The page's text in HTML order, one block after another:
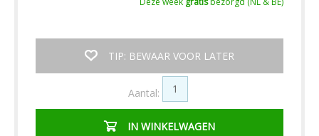
TIP: BEWAAR VOOR LATER
Aantal:
IN WINKELWAGEN